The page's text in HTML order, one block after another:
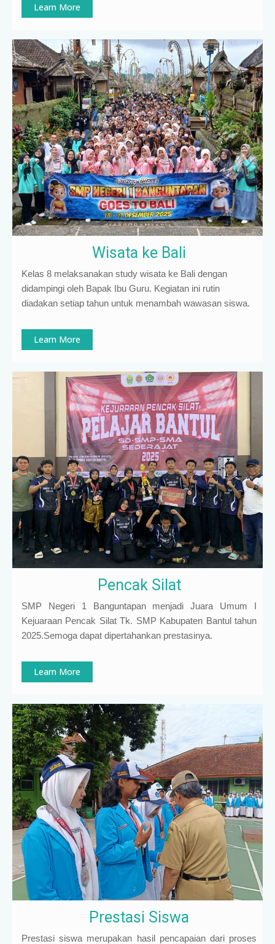
Learn More
Wisata ke Bali
Kelas 8 melaksanakan study wisata ke Bali dengan
didampingi oleh Bapak Ibu Guru. Kegiatan ini rutin
diadakan setiap tahun untuk menambah wawasan siswa.
Learn More
Pencak Silat
SMP Negeri 1 Banguntapan menjadi Juara Umum I
Kejuaraan Pencak Silat Tk. SMP Kabupaten Bantul tahun
2025.Semoga dapat dipertahankan prestasinya.
Learn More
Prestasi Siswa
Prestasi siswa merupakan hasil pencapaian dari proses